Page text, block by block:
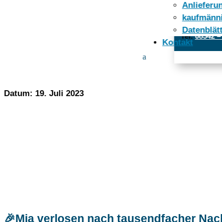
Tel:08542
Kontakt
Datum: 19. Juli 2023
🎉Mia verlosen nach tausendfacher